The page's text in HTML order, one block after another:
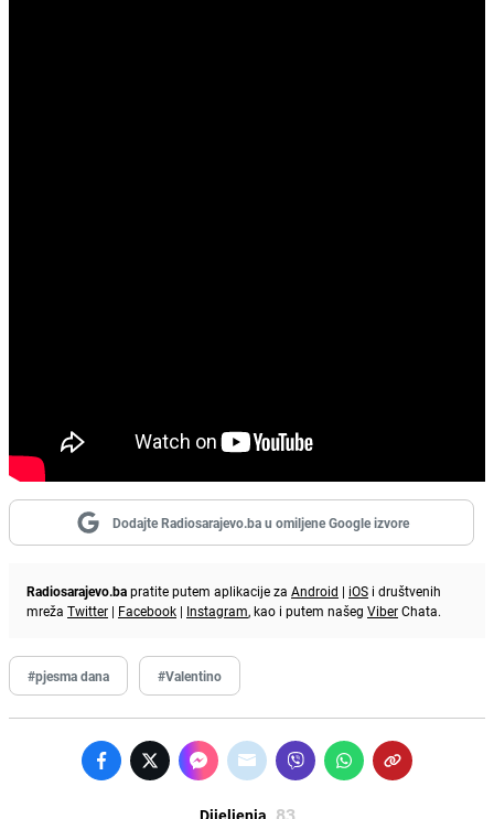
Dodajte Radiosarajevo.ba u omiljene Google izvore
Radiosarajevo.bapratite putem aplikacije za Android | iOS i društvenih
mreža Twitter | Facebook | Instagram, kao i putem našeg ViberChata.
#pjesma dana #Valentino